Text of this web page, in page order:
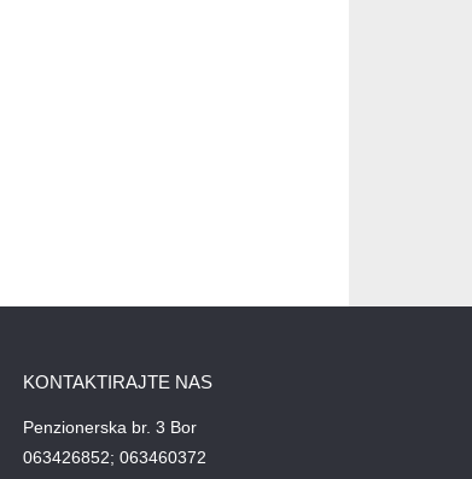
KONTAKTIRAJTE NAS
Penzionerska br. 3 Bor
063426852; 063460372